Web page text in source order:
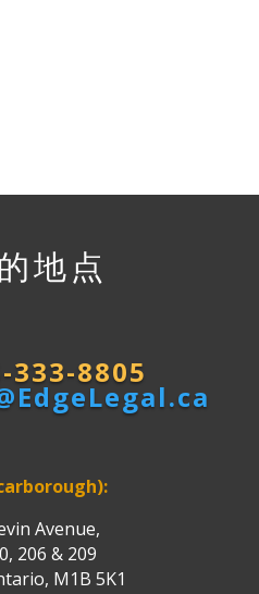
地点
333-8805
Avenue,
206 & 209
M1B 5K1